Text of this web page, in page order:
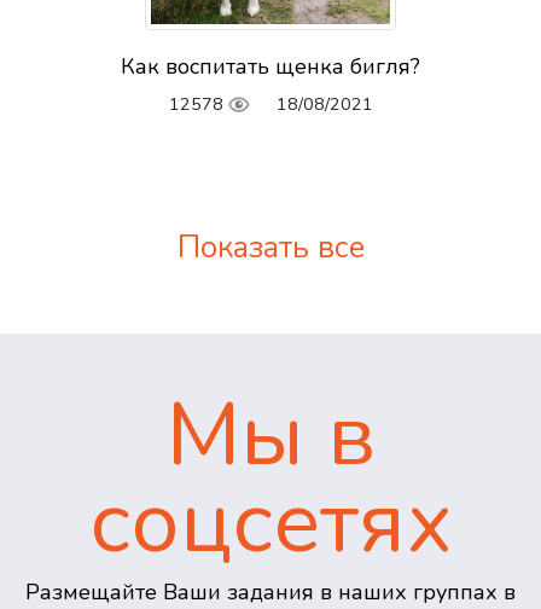
Как воспитать щенка бигля?
12578 18/08/2021
Показать все
Мы в
соцсетях
Размещайте Ваши задания в наших группах в